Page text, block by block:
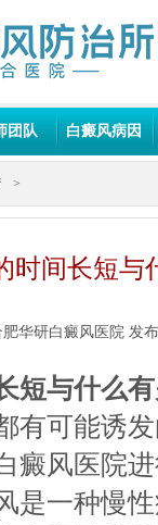
团队 白癜风病因
>
时间长短与
肥华研白癜风医院 发
短与什么
有可能诱
癜风医院
是一种慢